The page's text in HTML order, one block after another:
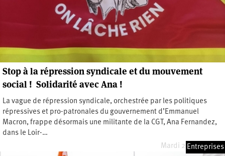
Stop à la répression syndicale et du mouvement
social ! Solidarité avec Ana !
La vague de répression syndicale, orchestrée par les politiques
répressives et pro-patronales du gouvernement d’Emmanuel
Macron, frappe désormais une militante de la CGT, Ana Fernandez,
dans le Loir-…
Mardi 25 mars 2025
Entreprises